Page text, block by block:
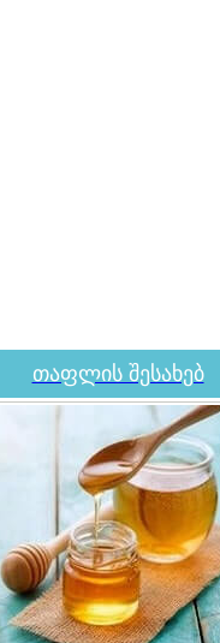
თაფლის შესახებ